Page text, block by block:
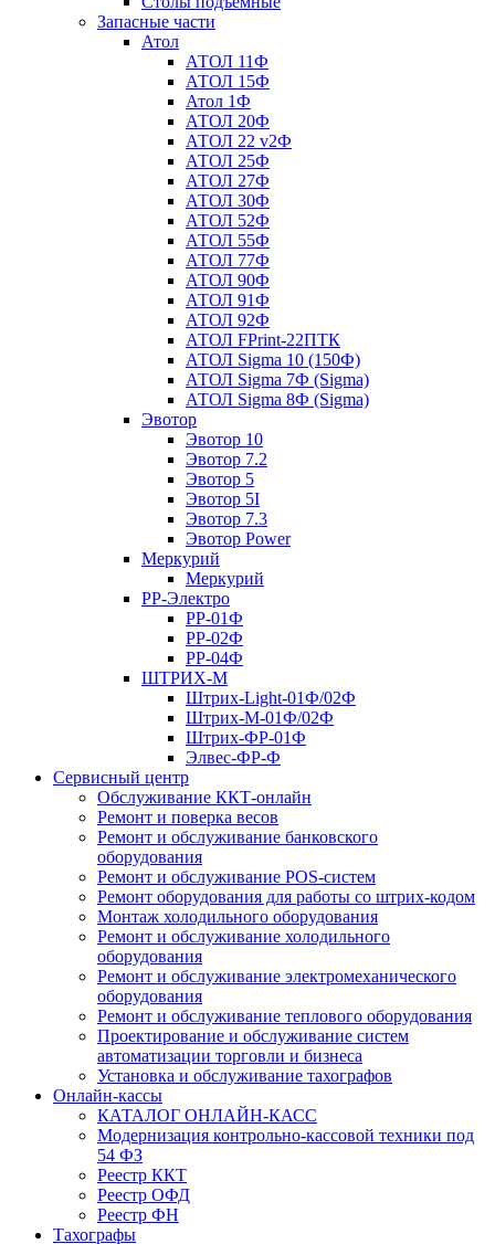
Запасные части
Атол
АТОЛ 11Ф
АТОЛ 15Ф
Атол 1Ф
АТОЛ 20Ф
АТОЛ 22 v2Ф
АТОЛ 25Ф
АТОЛ 27Ф
АТОЛ 30Ф
АТОЛ 52Ф
АТОЛ 55Ф
АТОЛ 77Ф
АТОЛ 90Ф
АТОЛ 91Ф
АТОЛ 92Ф
АТОЛ FPrint-22ПТК
АТОЛ Sigma 10 (150Ф)
АТОЛ Sigma 7Ф (Sigma)
АТОЛ Sigma 8Ф (Sigma)
Эвотор
Эвотор 10
Эвотор 7.2
Эвотор 5
Эвотор 5I
Эвотор 7.3
Эвотор Power
Меркурий
Меркурий
РР-Электро
РР-01Ф
РР-02Ф
РР-04Ф
ШТРИХ-М
Штрих-Light-01Ф/02Ф
Штрих-М-01Ф/02Ф
Штрих-ФР-01Ф
Элвес-ФР-Ф
Сервисный центр
Обслуживание ККТ-онлайн
Ремонт и поверка весов
Ремонт и обслуживание банковского
оборудования
Ремонт и обслуживание POS-систем
Ремонт оборудования для работы со штрих-кодом
Монтаж холодильного оборудования
Ремонт и обслуживание холодильного
оборудования
Ремонт и обслуживание электромеханического
оборудования
Ремонт и обслуживание теплового оборудования
Проектирование и обслуживание систем
автоматизации торговли и бизнеса
Установка и обслуживание тахографов
Онлайн-кассы
КАТАЛОГ ОНЛАЙН-КАСС
Модернизация контрольно-кассовой техники под
54 ФЗ
Реестр ККТ
Реестр ОФД
Реестр ФН
Тахографы